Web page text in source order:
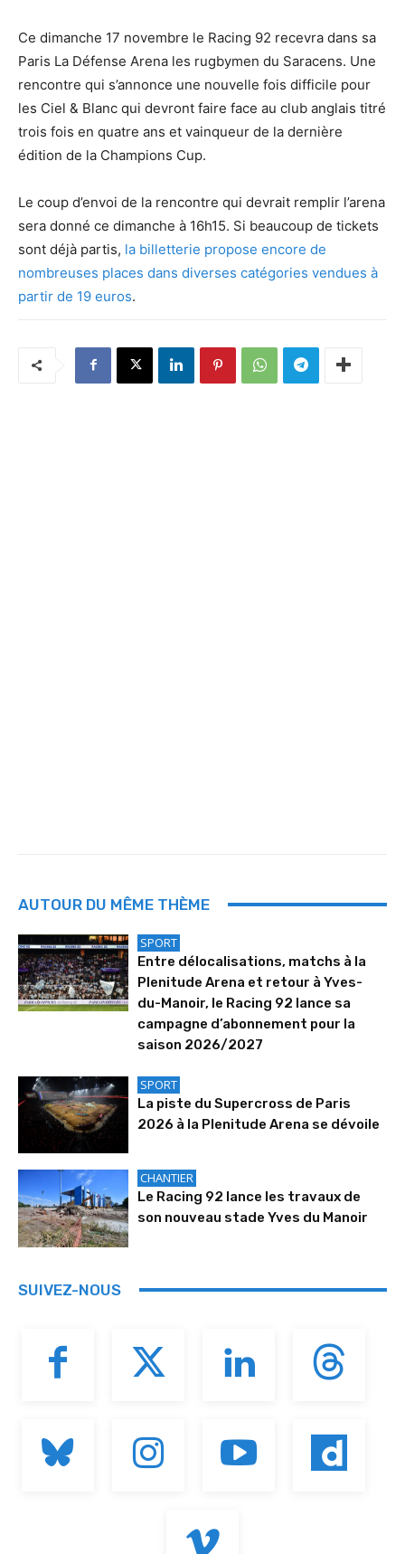
Ce dimanche 17 novembre le Racing 92 recevra dans sa
Paris La Défense Arena les rugbymen du Saracens. Une
rencontre qui s’annonce une nouvelle fois difficile pour
les Ciel & Blanc qui devront faire face au club anglais titré
trois fois en quatre ans et vainqueur de la dernière
édition de la Champions Cup.
Le coup d’envoi de la rencontre qui devrait remplir l’arena
sera donné ce dimanche à 16h15. Si beaucoup de tickets
sont déjà partis, la billetterie propose encore de
nombreuses places dans diverses catégories vendues à
partir de 19 euros.
AUTOUR DU MÊME THÈME
SPORT
Entre délocalisations, matchs à la
Plenitude Arena et retour à Yves-
du-Manoir, le Racing 92 lance sa
campagne d’abonnement pour la
saison 2026/2027
SPORT
La piste du Supercross de Paris
2026 à la Plenitude Arena se dévoile
CHANTIER
Le Racing 92 lance les travaux de
son nouveau stade Yves du Manoir
SUIVEZ-NOUS